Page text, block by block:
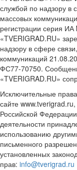
службой по надзору в
массовых
регистрации серия
«TVERIGRAD.RU»
надзору в сфере
коммуникаций
ФС77-70750.
«TVERIGRAD.RU»
Исключительные
сайте www.tverigrad.ru,
Российской
деятельности
использованию
письменного
установленных
прав: info@tverigrad.ru